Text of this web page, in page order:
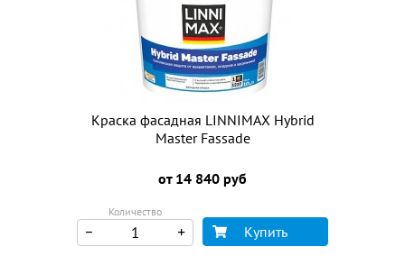
Краска фасадная LINNIMAX Hybrid
Master Fassade
от 14 840 руб
Количество
Купить